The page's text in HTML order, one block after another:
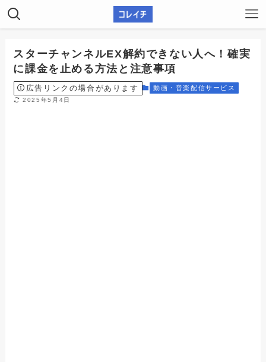
スターチャンネルEX解約できない人へ！確実
に課金を止める方法と注意事項
広告リンクの場合があります 動画・音楽配信サービス
2025年5月4日